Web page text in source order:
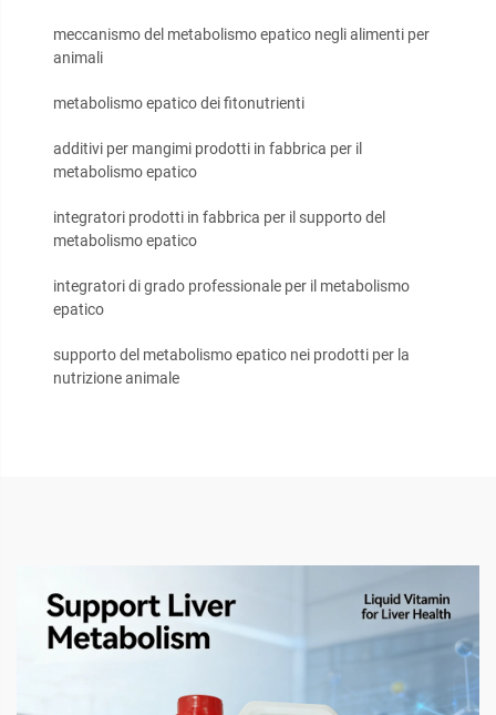
meccanismo del metabolismo epatico negli alimenti per
animali
metabolismo epatico dei fitonutrienti
additivi per mangimi prodotti in fabbrica per il
metabolismo epatico
integratori prodotti in fabbrica per il supporto del
metabolismo epatico
integratori di grado professionale per il metabolismo
epatico
supporto del metabolismo epatico nei prodotti per la
nutrizione animale